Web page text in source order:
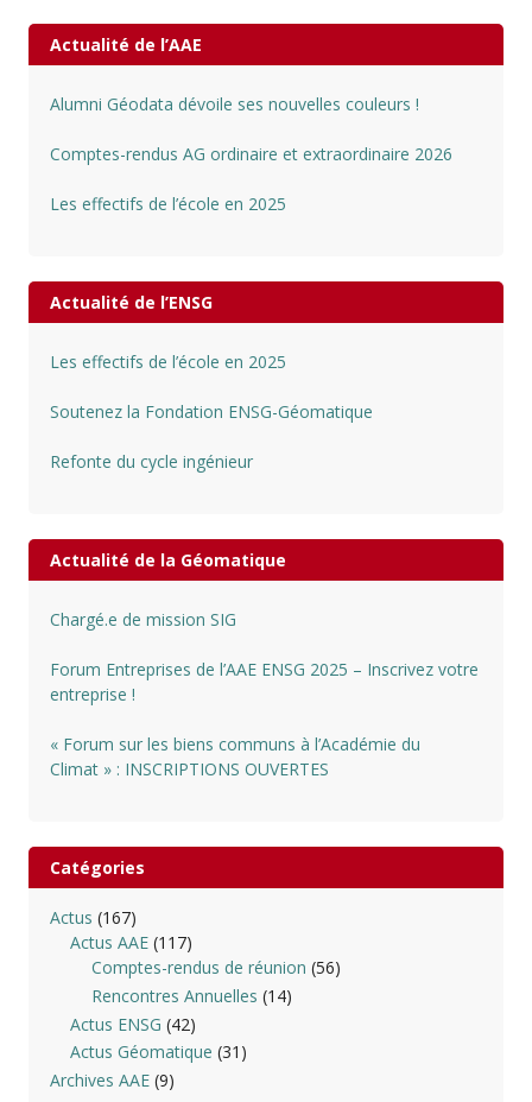
Actualité de l’AAE
Alumni Géodata dévoile ses nouvelles couleurs !
Comptes-rendus AG ordinaire et extraordinaire 2026
Les effectifs de l’école en 2025
Actualité de l’ENSG
Les effectifs de l’école en 2025
Soutenez la Fondation ENSG-Géomatique
Refonte du cycle ingénieur
Actualité de la Géomatique
Chargé.e de mission SIG
Forum Entreprises de l’AAE ENSG 2025 – Inscrivez votre
entreprise !
« Forum sur les biens communs à l’Académie du
Climat » : INSCRIPTIONS OUVERTES
Catégories
Actus (167)
Actus AAE (117)
Comptes-rendus de réunion (56)
Rencontres Annuelles (14)
Actus ENSG (42)
Actus Géomatique (31)
Archives AAE(9)